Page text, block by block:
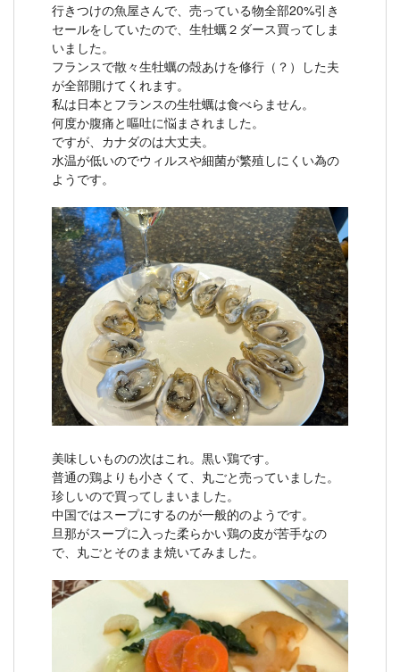
行きつけの魚屋さんで、売っている物全部20%引き
セールをしていたので、生牡蠣２ダース買ってしま
いました。
フランスで散々生牡蠣の殻あけを修行（？）した夫
が全部開けてくれます。
私は日本とフランスの生牡蠣は食べらません。
何度か腹痛と嘔吐に悩まされました。
ですが、カナダのは大丈夫。
水温が低いのでウィルスや細菌が繁殖しにくい為の
ようです。
美味しいものの次はこれ。黒い鶏です。
普通の鶏よりも小さくて、丸ごと売っていました。
珍しいので買ってしまいました。
中国ではスープにするのが一般的のようです。
旦那がスープに入った柔らかい鶏の皮が苦手なの
で、丸ごとそのまま焼いてみました。